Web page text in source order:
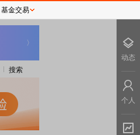
搜索
基金交易
动态
个人